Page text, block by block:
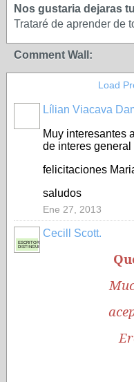
Nos gustaria dejaras
Trataré de aprender de
Comment Wall:
Load
Lílian Viacava
Muy interesantes
de interes general
felicitaciones
saludos
Ene 27, 2013
ESCRITORA
DISTINGUIDA
Cecill Scott.